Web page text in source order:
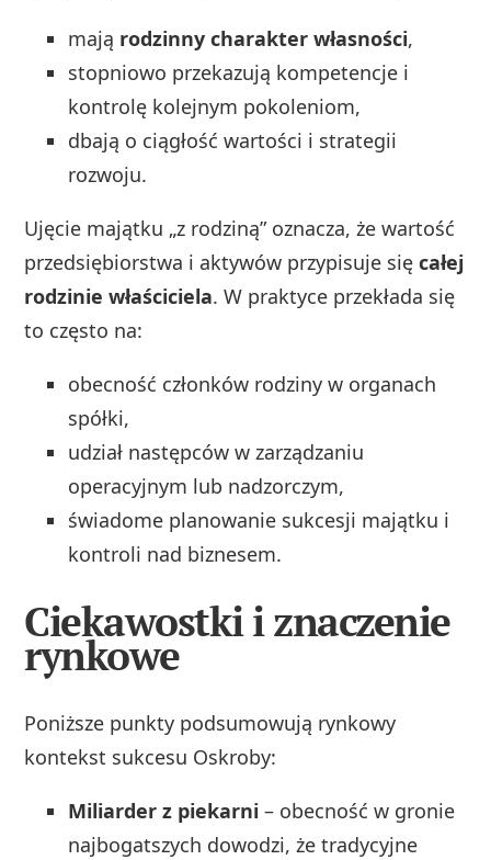
mają rodzinny charakter własności,
stopniowo przekazują kompetencje i
kontrolę kolejnym pokoleniom,
dbają o ciągłość wartości i strategii
rozwoju.
Ujęcie majątku „z rodziną” oznacza, że wartość
przedsiębiorstwa i aktywów przypisuje sięcałej
rodzinie właściciela. W praktyce przekłada się
to często na:
obecność członków rodziny w organach
spółki,
udział następców w zarządzaniu
operacyjnym lub nadzorczym,
świadome planowanie sukcesji majątku i
kontroli nad biznesem.
Ciekawostki i znaczenie
rynkowe
Poniższe punkty podsumowują rynkowy
kontekst sukcesu Oskroby:
Miliarder z piekarni – obecność w gronie
najbogatszych dowodzi, że tradycyjne